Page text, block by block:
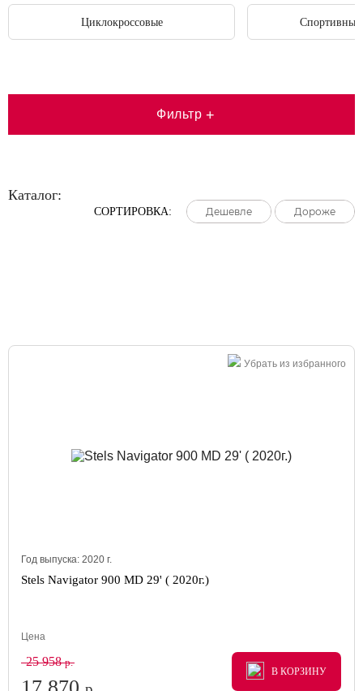
Циклокроссовые Спортивные
Фильтр +
Каталог:
СОРТИРОВКА: Дешевле
Дешевле
Дешевле Дороже
Дороже
Дороже
Убрать из избранного
Год выпуска: 2020 г.
Stels Navigator 900 MD 29' ( 2020г.)
Цена
25 958р.
В КОРЗИНУ
В КОРЗИНУ
В КОРЗИНУ